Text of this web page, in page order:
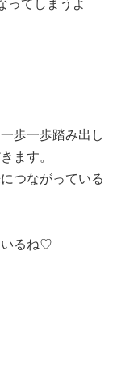
ってしまうよ
歩一歩踏み出し
ます。
つながっている
いるね♡